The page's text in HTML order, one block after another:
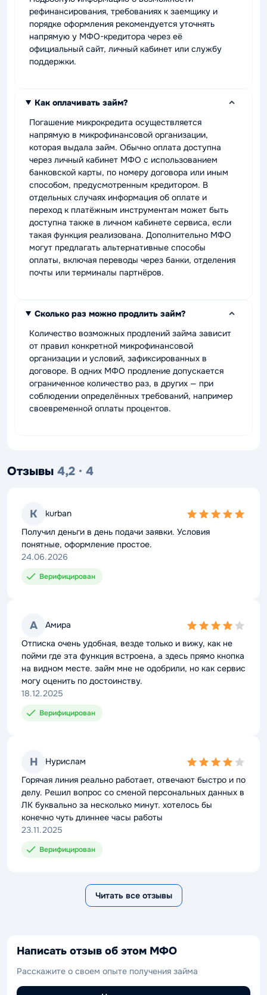
рефинансирования, требованиях к заемщику и
порядке оформления рекомендуется уточнять
напрямую у МФО-кредитора через её
официальный сайт, личный кабинет или службу
поддержки.
Как оплачивать займ?
Погашение микрокредита осуществляется
напрямую в микрофинансовой организации,
которая выдала займ. Обычно оплата доступна
через личный кабинет МФО с использованием
банковской карты, по номеру договора или иным
способом, предусмотренным кредитором. В
отдельных случаях информация об оплате и
переход к платёжным инструментам может быть
доступна также в личном кабинете сервиса, если
такая функция реализована. Дополнительно МФО
могут предлагать альтернативные способы
оплаты, включая переводы через банки, отделения
почты или терминалы партнёров.
Сколько раз можно продлить займ?
Количество возможных продлений займа зависит
от правил конкретной микрофинансовой
организации и условий, зафиксированных в
договоре. В одних МФО продление допускается
ограниченное количество раз, в других — при
соблюдении определённых требований, например
своевременной оплаты процентов.
Отзывы 4,2 · 4
K kurban
5,0
rating
Получил деньги в день подачи заявки. Условия
понятные, оформление простое.
24.06.2026
Верифицирован
А Амира
4,0
rating
Отписка очень удобная, везде только и вижу, как не
пойми где эта функция встроена, а здесь прямо кнопка
на видном месте. займ мне не одобрили, но как сервис
могу оценить по достоинству.
18.12.2025
Верифицирован
Н Нурислам
4,0
rating
Горячая линия реально работает, отвечают быстро и по
делу. Решил вопрос со сменой персональных данных в
ЛК буквально за несколько минут. хотелось бы
конечно чуть длиннее часы работы
23.11.2025
Верифицирован
Читать все отзывы
Написать отзыв об этом МФО
Расскажите о своем опыте получения займа